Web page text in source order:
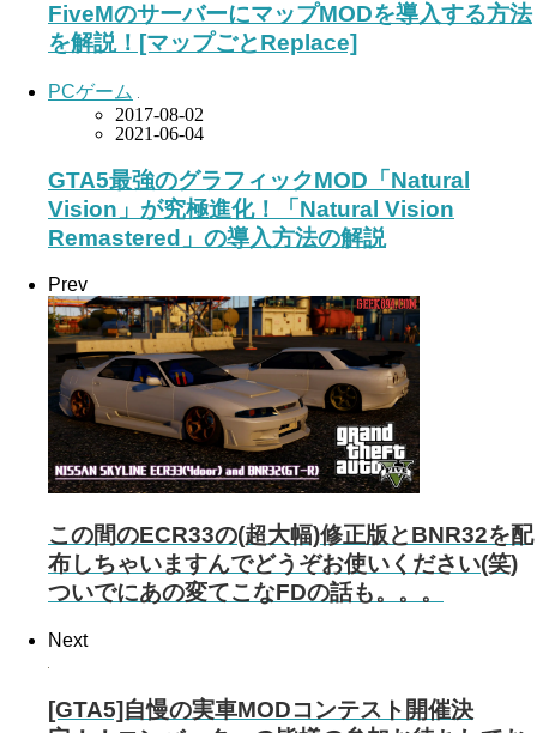
FiveMのサーバーにマップMODを導入する方法
を解説！[マップごとReplace]
PCゲーム
2017-08-02
2021-06-04
GTA5最強のグラフィックMOD「Natural
Vision」が究極進化！「Natural Vision
Remastered」の導入方法の解説
Prev
この間のECR33の(超大幅)修正版とBNR32を配
布しちゃいますんでどうぞお使いください(笑)
ついでにあの変てこなFDの話も。。。
Next
[GTA5]自慢の実車MODコンテスト開催決